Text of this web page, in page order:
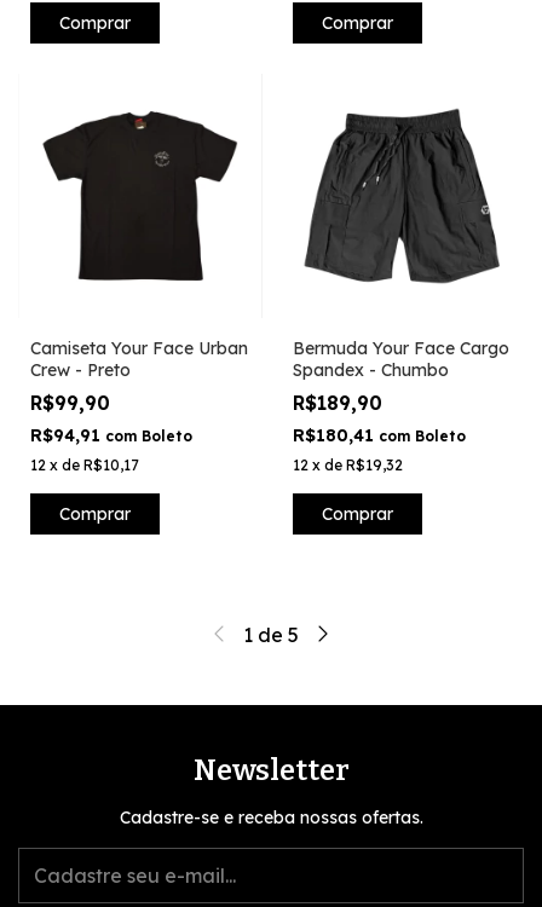
Comprar Comprar
Camiseta Your Face Urban
Crew - Preto
R$99,90
R$94,91 com Boleto
12 x de R$10,17
Comprar
Bermuda Your Face Cargo
Spandex - Chumbo
R$189,90
R$180,41 com Boleto
12 x de R$19,32
Comprar
1 de 5
Newsletter
Cadastre-se e receba nossas ofertas.